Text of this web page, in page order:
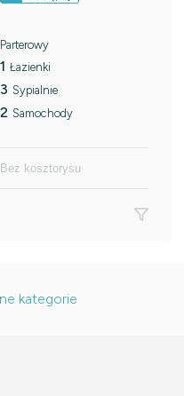
Parterowy
1 Łazienki
3 Sypialnie
2 Samochody
Bez kosztorysu
kategorie